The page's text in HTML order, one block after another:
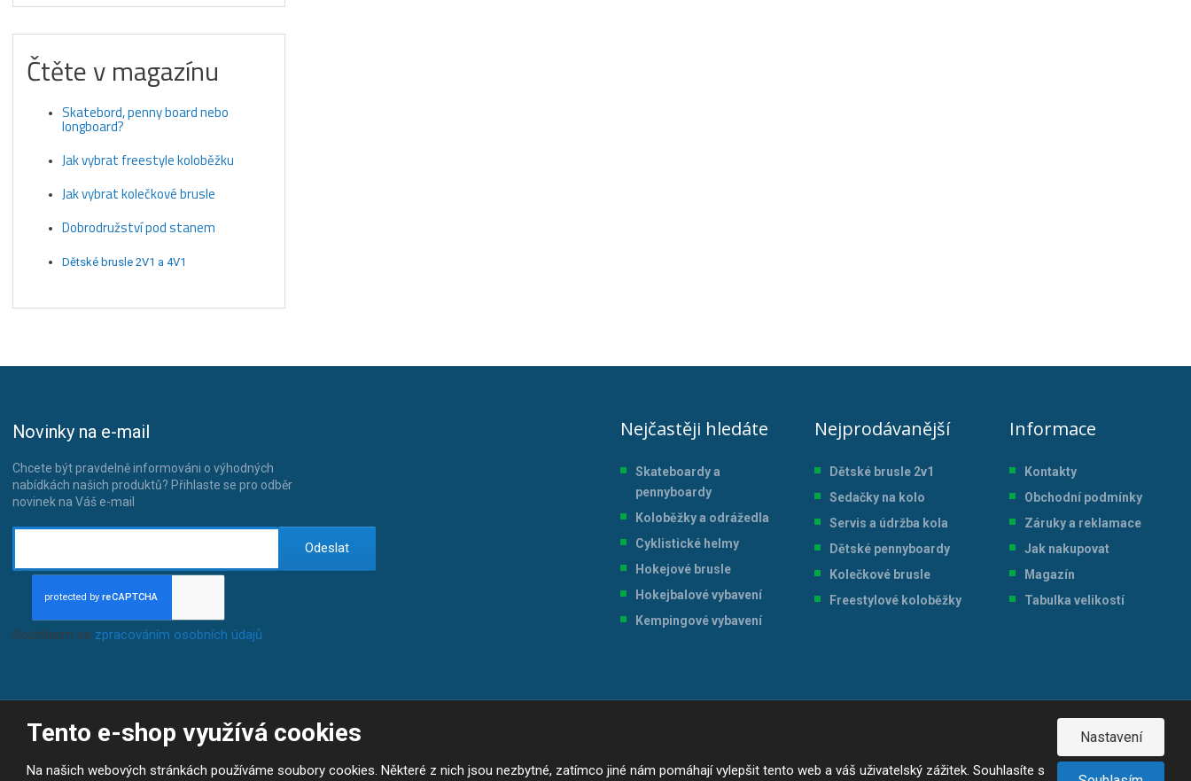
Tento e-shop využívá cookies
Na našich webových stránkách používáme soubory cookies. Některé z nich jsou nezbytné, zatímco jiné nám pomáhají vylepšit tento web a váš uživatelský zážitek. Souhlasíte s
Nastavení
Čtěte v magazínu
Skatebord, penny board nebo
longboard?
Jak vybrat freestyle koloběžku
Jak vybrat kolečkové brusle
Dobrodružství pod stanem
Dětské brusle 2V1 a 4V1
Novinky na e-mail
Chcete být pravdelně informováni o výhodných
nabídkách našich produktů? Přihlaste se pro odběr
novinek na Váš e-mail
Odeslat
Souhlasím se zpracováním osobních údajů
Nejčastěji hledáte
Skateboardy a
pennyboardy
Koloběžky a odrážedla
Cyklistické helmy
Hokejové brusle
Hokejbalové vybavení
Kempingové vybavení
Nejprodávanější
Dětské brusle 2v1
Sedačky na kolo
Servis a údržba kola
Dětské pennyboardy
Kolečkové brusle
Freestylové koloběžky
Informace
Kontakty
Obchodní podmínky
Záruky a reklamace
Jak nakupovat
Magazín
Tabulka velikostí
© 2026, JP-SPORT.CZ SPORTOVNÍ POTŘEBY
Prohlášení o přístupnosti
|Mapa stránek | |GDPR
VYROBILA
B